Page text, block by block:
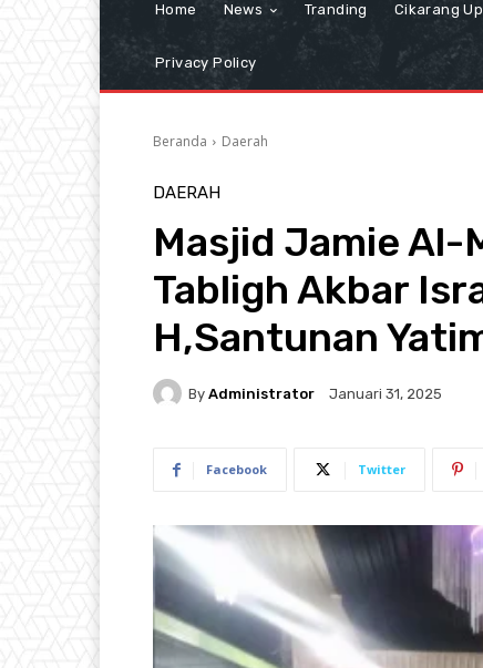
Home News Tranding Cikarang
Privacy Policy
Beranda Daerah
DAERAH
Masjid Jamie Al-
Tabligh Akbar
H,Santunan
By Administrator Januari 31, 2025
Facebook Twitter